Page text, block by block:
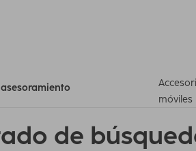
móviles
de